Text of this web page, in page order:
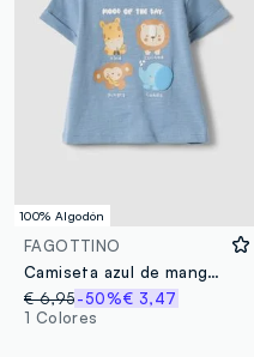
100% Algodón
FAGOTTINO
Camiseta azul de manga corta en algodón orgánico
€ 6,95-50%€ 3,47
1 Colores